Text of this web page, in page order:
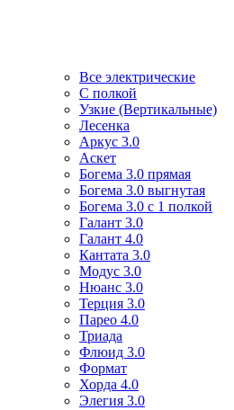
Все электрические
С полкой
Узкие (Вертикальные)
Лесенка
Аркус 3.0
Аскет
Богема 3.0 прямая
Богема 3.0 выгнутая
Богема 3.0 с 1 полкой
Галант 3.0
Галант 4.0
Кантата 3.0
Модус 3.0
Нюанс 3.0
Терция 3.0
Парео 4.0
Триада
Флюид 3.0
Формат
Хорда 4.0
Элегия 3.0